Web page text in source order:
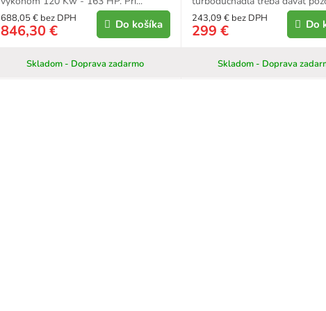
Skladom - Doprava zadarmo
688,05 € bez DPH
846,30 € Do košíka
Skladom - Doprava
243,09 € bez DPH
299 € Do